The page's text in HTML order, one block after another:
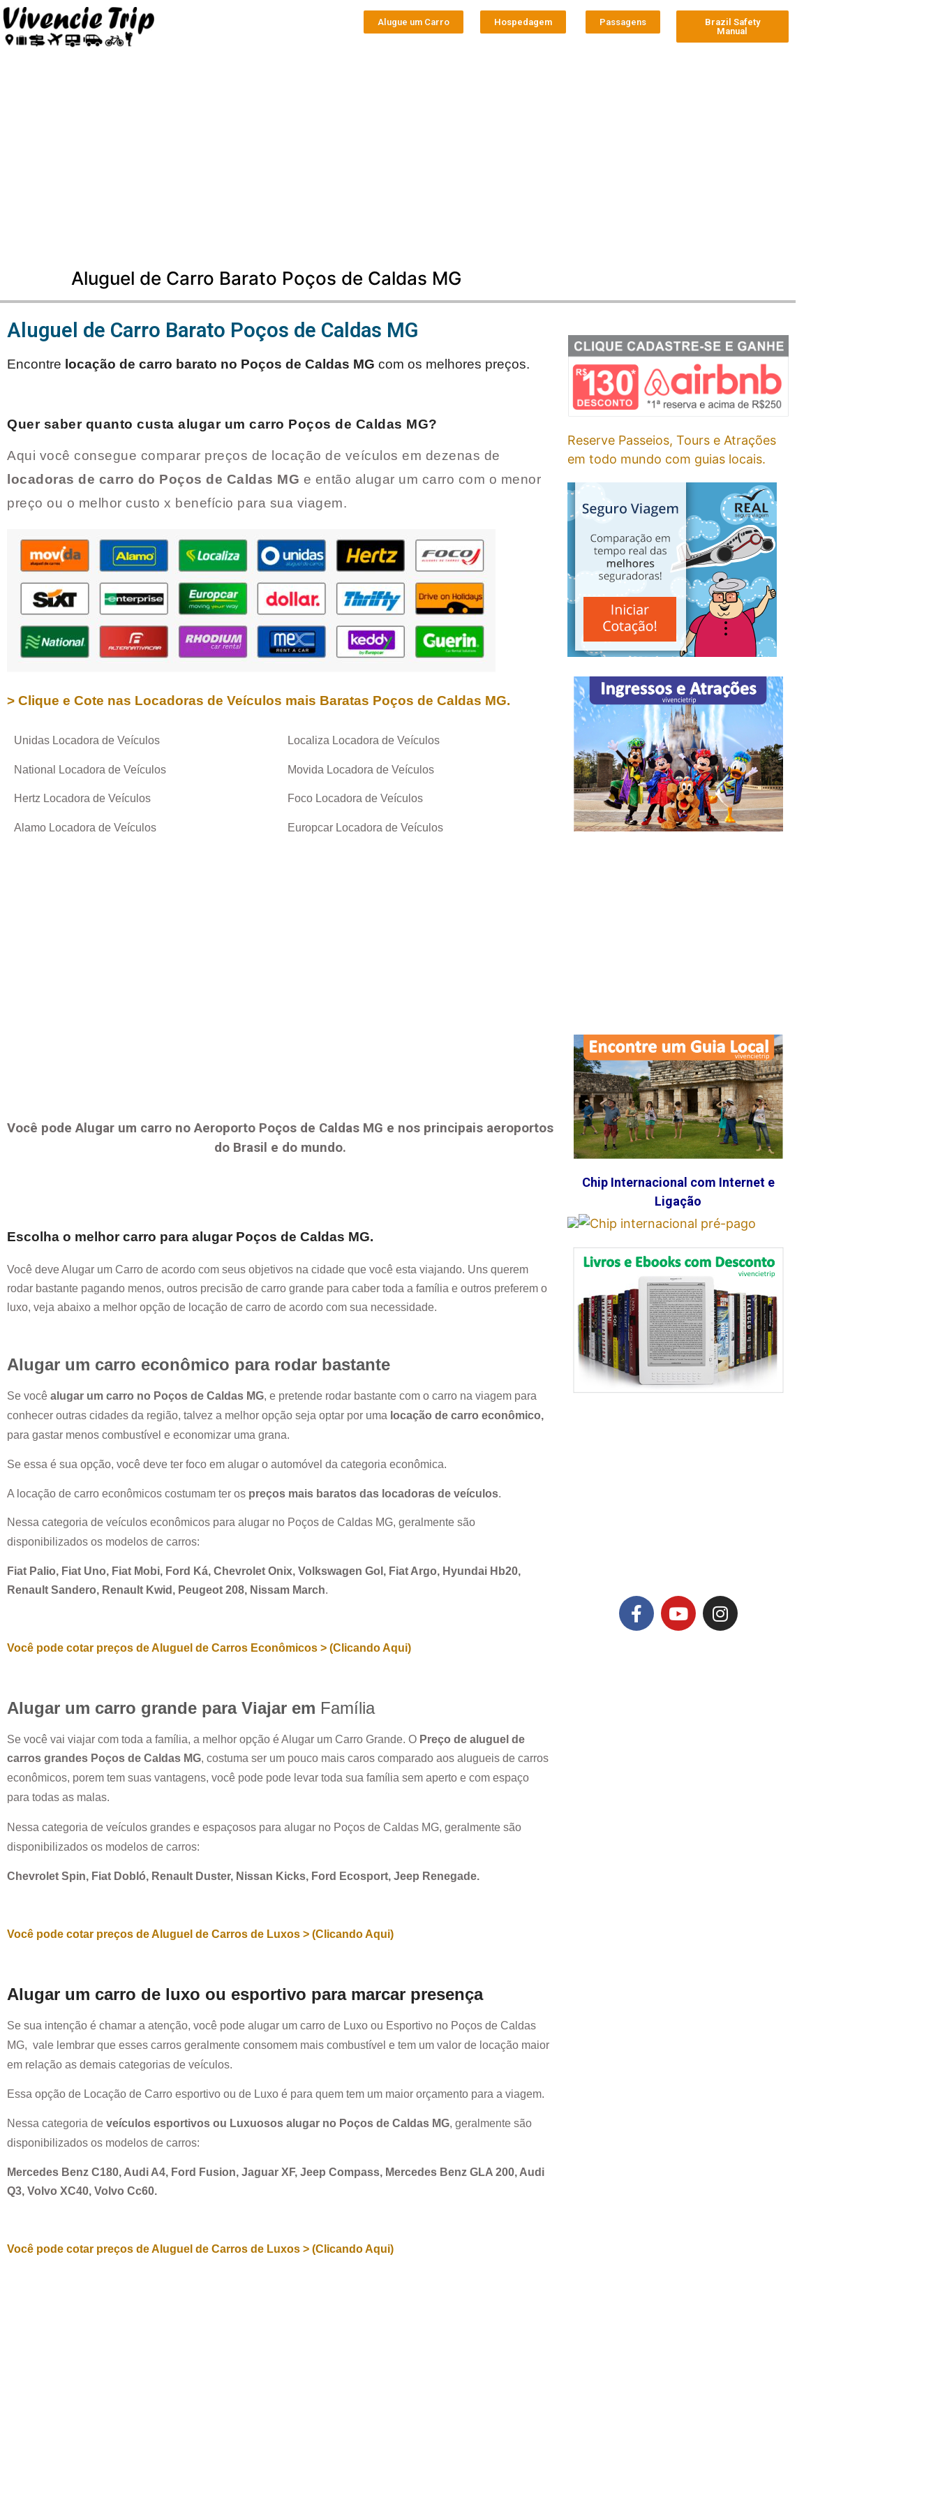
Alugue um Carro Hospedagem Passagens
Brazil Safety
Manual
Aluguel de Carro Barato Poços de Caldas MG
Aluguel de Carro Barato Poços de Caldas MG
Encontre locação de carro barato no Poços de Caldas MG com os melhores preços.
Quer saber quanto custa alugar um carro Poços de Caldas MG?
Aqui você consegue comparar preços de locação de veículos em dezenas de
locadoras de carro do Poços de Caldas MG e então alugar um carro com o menor
preço ou o melhor custo x benefício para sua viagem.
> Clique e Cote nas Locadoras de Veículos mais Baratas Poços de Caldas MG.
Unidas Locadora de Veículos
National Locadora de Veículos
Hertz Locadora de Veículos
Alamo Locadora de Veículos
Localiza Locadora de Veículos
Movida Locadora de Veículos
Foco Locadora de Veículos
Europcar Locadora de Veículos
Você pode Alugar um carro no Aeroporto Poços de Caldas MG e nos principais aeroportos
do Brasil e do mundo.
Escolha o melhor carro para alugar Poços de Caldas MG.
Você deve Alugar um Carro de acordo com seus objetivos na cidade que você esta viajando. Uns querem
rodar bastante pagando menos, outros precisão de carro grande para caber toda a família e outros preferem o
luxo, veja abaixo a melhor opção de locação de carro de acordo com sua necessidade.
Alugar um carro econômico para rodar bastante
Se você alugar um carro no Poços de Caldas MG, e pretende rodar bastante com o carro na viagem para
conhecer outras cidades da região, talvez a melhor opção seja optar por uma locação de carro econômico,
para gastar menos combustível e economizar uma grana.
Se essa é sua opção, você deve ter foco em alugar o automóvel da categoria econômica.
A locação de carro econômicos costumam ter os preços mais baratos das locadoras de veículos.
Nessa categoria de veículos econômicos para alugar no Poços de Caldas MG, geralmente são
disponibilizados os modelos de carros:
Fiat Palio, Fiat Uno, Fiat Mobi, Ford Ká, Chevrolet Onix, Volkswagen Gol, Fiat Argo, Hyundai Hb20,
Renault Sandero, Renault Kwid, Peugeot 208, Nissam March.
Você pode cotar preços de Aluguel de Carros Econômicos > (Clicando Aqui)
Alugar um carro grande para Viajar em Família
Se você vai viajar com toda a família, a melhor opção é Alugar um Carro Grande. O Preço de aluguel de
carros grandes Poços de Caldas MG, costuma ser um pouco mais caros comparado aos alugueis de carros
econômicos, porem tem suas vantagens, você pode pode levar toda sua família sem aperto e com espaço
para todas as malas.
Nessa categoria de veículos grandes e espaçosos para alugar no Poços de Caldas MG, geralmente são
disponibilizados os modelos de carros:
Chevrolet Spin, Fiat Dobló, Renault Duster, Nissan Kicks, Ford Ecosport, Jeep Renegade.
Você pode cotar preços de Aluguel de Carros de Luxos > (Clicando Aqui)
Alugar um carro de luxo ou esportivo para marcar presença
Se sua intenção é chamar a atenção, você pode alugar um carro de Luxo ou Esportivo no Poços de Caldas
MG, vale lembrar que esses carros geralmente consomem mais combustível e tem um valor de locação maior
em relação as demais categorias de veículos.
Essa opção de Locação de Carro esportivo ou de Luxo é para quem tem um maior orçamento para a viagem.
Nessa categoria de veículos esportivos ou Luxuosos alugar no Poços de Caldas MG, geralmente são
disponibilizados os modelos de carros:
Mercedes Benz C180, Audi A4, Ford Fusion, Jaguar XF, Jeep Compass, Mercedes Benz GLA 200, Audi
Q3, Volvo XC40, Volvo Cc60.
Você pode cotar preços de Aluguel de Carros de Luxos > (Clicando Aqui)
Reserve Passeios, Tours e Atrações
em todo mundo com guias locais.
Chip Internacional com Internet e
Ligação